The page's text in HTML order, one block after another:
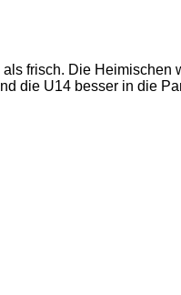
frisch. Die
die U14 besser in die